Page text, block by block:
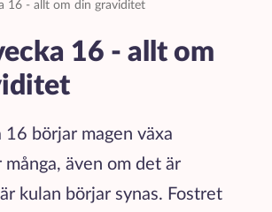
16 - allt om din graviditet
16 - allt om
16 börjar magen växa
även om det är
kulan börjar synas. Fostret